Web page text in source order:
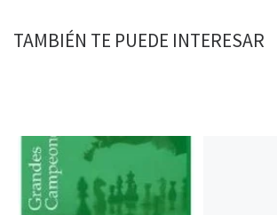
TAMBIÉN TE PUEDE INTERESAR